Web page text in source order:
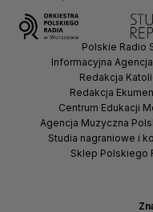
Polskie Radio
Informacyjna
Redakcja
Redakcja
Centrum Edukacji
Agencja Muzyczna
Studia nagraniowe i
Sklep Polskiego